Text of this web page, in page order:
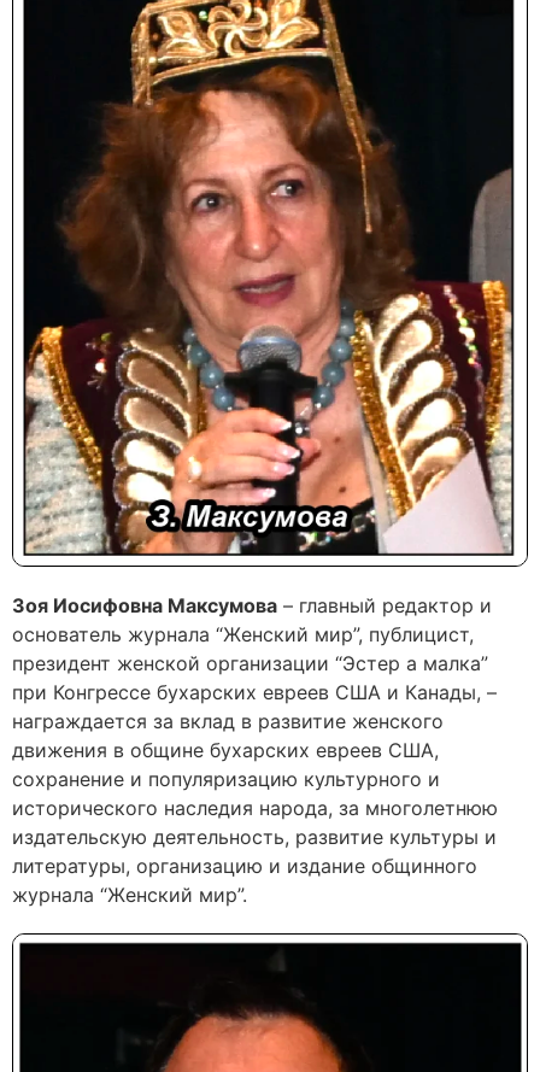
Зоя Иосифовна Максумова – главный редактор и
основатель журнала “Женский мир”, публицист,
президент женской организации “Эстер а малка”
при Конгрессе бухарских евреев США и Канады, –
награждается за вклад в развитие женского
движения в общине бухарских евреев США,
сохранение и популяризацию культурного и
исторического наследия народа, за многолетнюю
издательскую деятельность, развитие культуры и
литературы, организацию и издание общинного
журнала “Женский мир”.